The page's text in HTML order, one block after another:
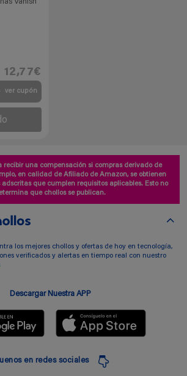
12,77€
ver cupón
recibir una compensación si compras derivado de
en calidad de Afiliado de Amazon, se obtienen
adscritas que cumplen requisitos aplicables. Esto no
que chollos se publican.
los mejores chollos y ofertas de hoy en tecnología,
verificados y alertas en tiempo real con nuestro
Descargar Nuestra APP
en redes sociales